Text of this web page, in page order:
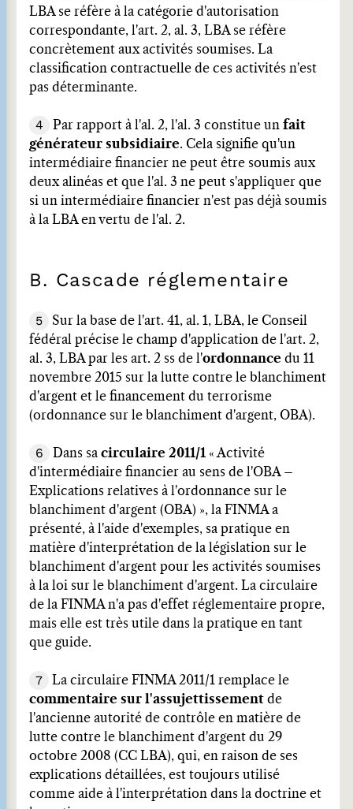
LBA se réfère à la catégorie d'autorisation
correspondante, l'art. 2, al. 3, LBA se réfère
concrètement aux activités soumises. La
classification contractuelle de ces activités n'est
pas déterminante.
4 Par rapport à l'al. 2, l'al. 3 constitue un fait
générateur subsidiaire. Cela signifie qu'un
intermédiaire financier ne peut être soumis aux
deux alinéas et que l'al. 3 ne peut s'appliquer que
si un intermédiaire financier n'est pas déjà soumis
à la LBA en vertu de l'al. 2.
B. Cascade réglementaire
5
Sur la base de l'art. 41, al. 1, LBA, le Conseil
fédéral précise le champ d'application de l'art. 2,
al. 3, LBA par les art. 2 ss de l'ordonnance du 11
novembre 2015 sur la lutte contre le blanchiment
d'argent et le financement du terrorisme
(ordonnance sur le blanchiment d'argent, OBA).
6 Dans sa circulaire 2011/1 « Activité
d'intermédiaire financier au sens de l'OBA –
Explications relatives à l'ordonnance sur le
blanchiment d'argent (OBA) », la FINMA a
présenté, à l'aide d'exemples, sa pratique en
matière d'interprétation de la législation sur le
blanchiment d'argent pour les activités soumises
à la loi sur le blanchiment d'argent. La circulaire
de la FINMA n'a pas d'effet réglementaire propre,
mais elle est très utile dans la pratique en tant
que guide.
7
La circulaire FINMA 2011/1 remplace le
commentaire sur l'assujettissement de
l'ancienne autorité de contrôle en matière de
lutte contre le blanchiment d'argent du 29
octobre 2008 (CC LBA), qui, en raison de ses
explications détaillées, est toujours utilisé
comme aide à l'interprétation dans la doctrine et